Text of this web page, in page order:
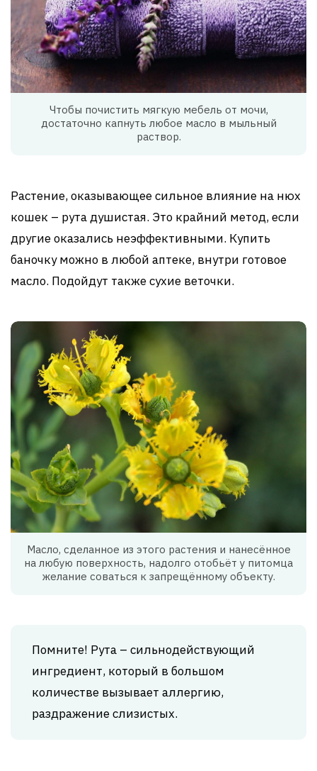
Чтобы почистить мягкую мебель от мочи,
достаточно капнуть любое масло в мыльный
раствор.
Растение, оказывающее сильное влияние на нюх
кошек – рута душистая. Это крайний метод, если
другие оказались неэффективными. Купить
баночку можно в любой аптеке, внутри готовое
масло. Подойдут также сухие веточки.
Масло, сделанное из этого растения и нанесённое
на любую поверхность, надолго отобьёт у питомца
желание соваться к запрещённому объекту.
Помните! Рута – сильнодействующий
ингредиент, который в большом
количестве вызывает аллергию,
раздражение слизистых.